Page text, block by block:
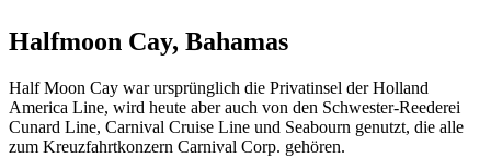
Halfmoon Cay, Bahamas
Half Moon Cay war ursprünglich die Privatinsel der Holland
America Line, wird heute aber auch von den Schwester-Reederei
Cunard Line, Carnival Cruise Line und Seabourn genutzt, die alle
zum Kreuzfahrtkonzern Carnival Corp. gehören.